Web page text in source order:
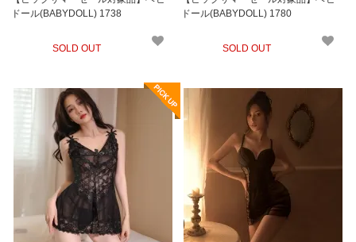
ドール(BABYDOLL) 1738
SOLD OUT
ドール(BABYDOLL) 1780
SOLD OUT